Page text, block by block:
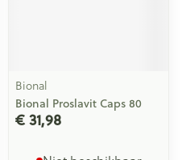
Bional
Bional Proslavit Caps 80
€ 31,98